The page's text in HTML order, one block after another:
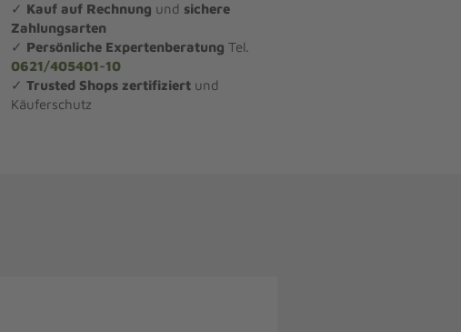
✓ Kauf auf Rechnung und sichere
Zahlungsarten
✓ Persönliche Expertenberatung Tel.
0621/405401-10
✓ Trusted Shops zertifiziertund
Käuferschutz